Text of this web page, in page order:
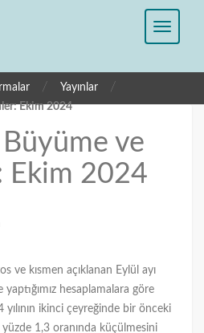
/ Yayınlar /
Ekim 2024
ve
Ekim 2024
ve kısmen açıklanan Eylül ayı
hesaplamalara göre
yılının ikinci çeyreğinde bir önceki
yüzde 1,3 oranında küçülmesini